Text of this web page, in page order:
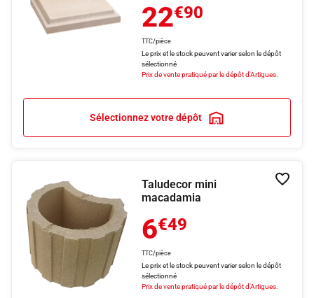
22€90
TTC/pièce
Le prix et le stock peuvent varier selon le dépôt
sélectionné
Prix de vente pratiqué par le dépôt d'Artigues.
Sélectionnez votre dépôt
Taludecor mini
macadamia
6€49
TTC/pièce
Le prix et le stock peuvent varier selon le dépôt
sélectionné
Prix de vente pratiqué par le dépôt d'Artigues.